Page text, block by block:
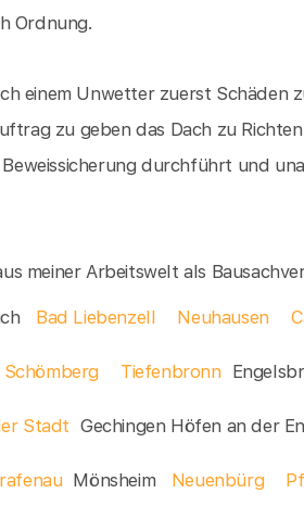
Ordnung.
einem Unwetter zuerst Schäden
zu geben das Dach zu
durchführt und
meiner Arbeitswelt als
Bad Liebenzell Neuhausen
Schömberg Tiefenbronn
Stadt Gechingen Höfen an der
Mönsheim Neuenbürg